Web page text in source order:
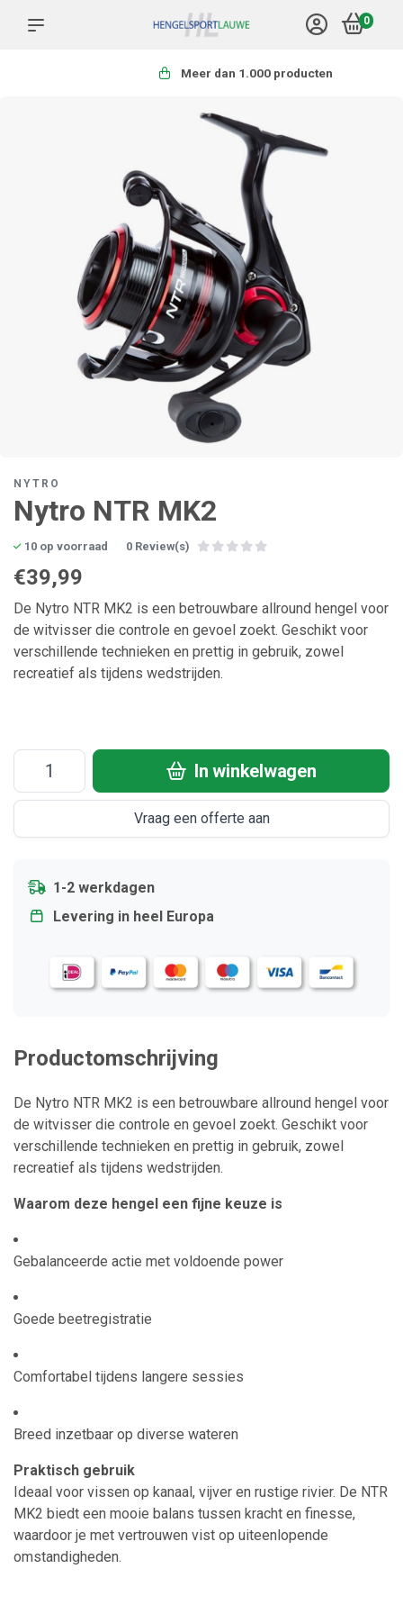
0
Meer dan 1.000 producten
NYTRO
Nytro NTR MK2
10 op voorraad 0 Review(s)
€39,99
De Nytro NTR MK2 is een betrouwbare allround hengel voor
de witvisser die controle en gevoel zoekt. Geschikt voor
verschillende technieken en prettig in gebruik, zowel
recreatief als tijdens wedstrijden.
In winkelwagen
Vraag een offerte aan
1-2 werkdagen
Levering in heel Europa
Productomschrijving
De Nytro NTR MK2 is een betrouwbare allround hengel voor
de witvisser die controle en gevoel zoekt. Geschikt voor
verschillende technieken en prettig in gebruik, zowel
recreatief als tijdens wedstrijden.
Waarom deze hengel een fijne keuze is
Gebalanceerde actie met voldoende power
Goede beetregistratie
Comfortabel tijdens langere sessies
Breed inzetbaar op diverse wateren
Praktisch gebruik
Ideaal voor vissen op kanaal, vijver en rustige rivier. De NTR
MK2 biedt een mooie balans tussen kracht en finesse,
waardoor je met vertrouwen vist op uiteenlopende
omstandigheden.